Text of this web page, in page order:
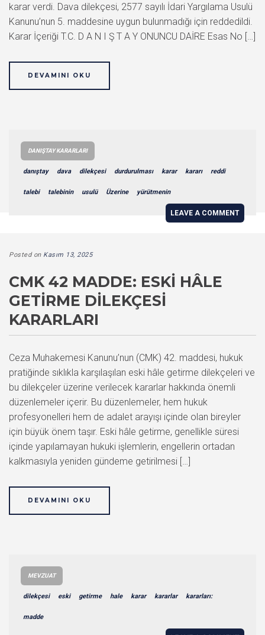
karar verdi. Dava dilekçesi, 2577 sayılı İdari Yargılama Usulü
Kanunu’nun 5. maddesine uygun bulunmadığı için reddedildi.
Karar İçeriği T.C. D A N I Ş T A Y ONUNCU DAİRE Esas No […]
DEVAMINI OKU
DANIŞTAY KARARLARI
danıştay dava dilekçesi durdurulması karar kararı reddi
talebi talebinin usulü Üzerine yürütmenin
LEAVE A COMMENT
Posted on Kasım 13, 2025
CMK 42 MADDE: ESKI HÂLE
GETIRME DILEKÇESI
KARARLARI
Ceza Muhakemesi Kanunu’nun (CMK) 42. maddesi, hukuk
pratiğinde sıklıkla karşılaşılan eski hâle getirme dilekçeleri ve
bu dilekçeler üzerine verilecek kararlar hakkında önemli
düzenlemeler içerir. Bu düzenlemeler, hem hukuk
profesyonelleri hem de adalet arayışı içinde olan bireyler
için büyük önem taşır. Eski hâle getirme, genellikle süresi
içinde yapılamayan hukuki işlemlerin, engellerin ortadan
kalkmasıyla yeniden gündeme getirilmesi […]
DEVAMINI OKU
MEVZUAT
dilekçesi eski getirme hale karar kararlar kararları:
madde